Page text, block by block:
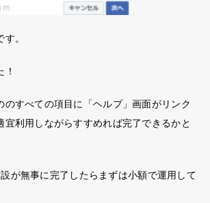
。
のすべての項目に「ヘルプ」画面がリンク
宜利用しながらすすめれば完了できるかと
が無事に完了したらまずは小額で運用して